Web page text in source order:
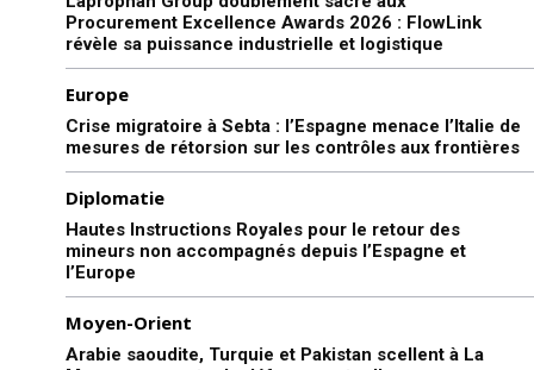
Procurement Excellence Awards 2026 : FlowLink
révèle sa puissance industrielle et logistique
Europe
Crise migratoire à Sebta : l’Espagne menace l’Italie de
mesures de rétorsion sur les contrôles aux frontières
Diplomatie
Hautes Instructions Royales pour le retour des
mineurs non accompagnés depuis l’Espagne et
l’Europe
Moyen-Orient
Arabie saoudite, Turquie et Pakistan scellent à La